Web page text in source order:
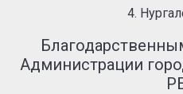
4.
Администрации